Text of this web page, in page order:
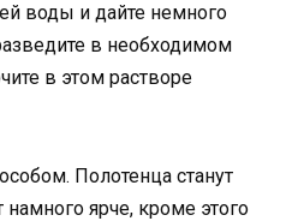
воды и дайте немного
в необходимом
в этом растворе
Полотенца станут
ярче, кроме этого